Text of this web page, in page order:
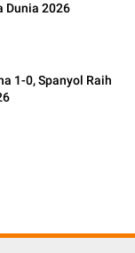
Dunia 2026
1-0, Spanyol Raih